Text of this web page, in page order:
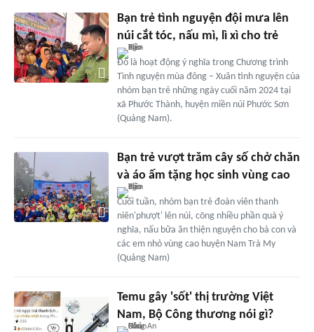
Bạn trẻ tình nguyện đội mưa lên
núi cắt tóc, nấu mì, lì xì cho trẻ
Đó là hoạt động ý nghĩa trong Chương trình
Tình nguyện mùa đông – Xuân tình nguyện của
nhóm bạn trẻ những ngày cuối năm 2024 tại
xã Phước Thành, huyện miền núi Phước Sơn
(Quảng Nam).
Bạn trẻ vượt trăm cây số chở chăn
và áo ấm tặng học sinh vùng cao
Cuối tuần, nhóm bạn trẻ đoàn viên thanh
niên'phượt' lên núi, cõng nhiều phần quà ý
nghĩa, nấu bữa ăn thiện nguyện cho bà con và
các em nhỏ vùng cao huyện Nam Trà My
(Quảng Nam)
Temu gây 'sốt' thị trường Việt
Nam, Bộ Công thương nói gì?